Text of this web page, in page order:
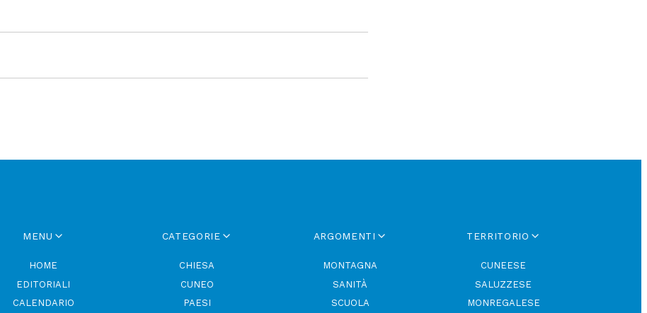
MENU
HOME
EDITORIALI
CALENDARIO
CATEGORIE
CHIESA
CUNEO
PAESI
ARGOMENTI
MONTAGNA
SANITÀ
SCUOLA
TERRITORIO
CUNEESE
SALUZZESE
MONREGALESE